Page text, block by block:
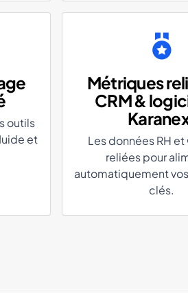
outils
et
Métriques
CRM &
Les données RH et
reliées pour
automatiquement
clés.